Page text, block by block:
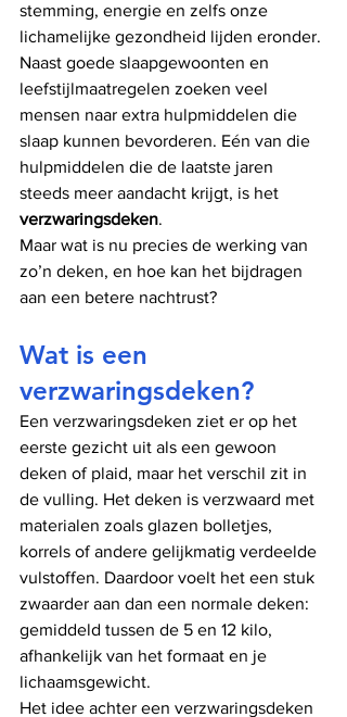
stemming, energie en zelfs onze
lichamelijke gezondheid lijden eronder.
Naast goede slaapgewoonten en
leefstijlmaatregelen zoeken veel
mensen naar extra hulpmiddelen die
slaap kunnen bevorderen. Eén van die
hulpmiddelen die de laatste jaren
steeds meer aandacht krijgt, is het
verzwaringsdeken.
Maar wat is nu precies de werking van
zo’n deken, en hoe kan het bijdragen
aan een betere nachtrust?
Wat is een
verzwaringsdeken?
Een verzwaringsdeken ziet er op het
eerste gezicht uit als een gewoon
deken of plaid, maar het verschil zit in
de vulling. Het deken is verzwaard met
materialen zoals glazen bolletjes,
korrels of andere gelijkmatig verdeelde
vulstoffen. Daardoor voelt het een stuk
zwaarder aan dan een normale deken:
gemiddeld tussen de 5 en 12 kilo,
afhankelijk van het formaat en je
lichaamsgewicht.
Het idee achter een verzwaringsdeken